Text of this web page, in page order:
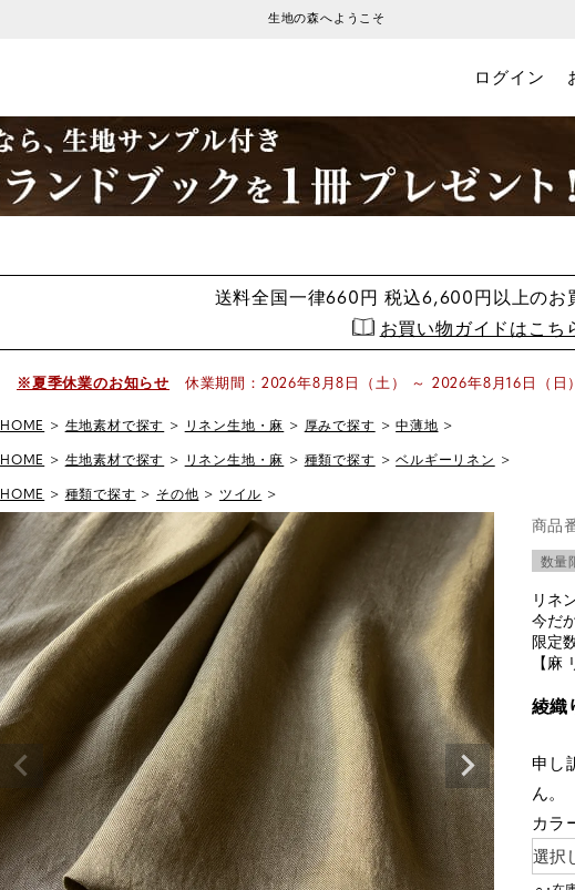
ご注文から3営業日以内の発送
ログイン
送料全国一律660円 税込6,600円以上のお
お買い物ガイドはこち
※夏季休業のお知らせ 休業期間：2026年8月8日（土） ～ 2026年8月16日（日
HOME 生地素材で探す リネン生地・麻 厚みで探す
中薄地
HOME
生地素材で探す リネン生地・麻 種類で探す
ベルギーリネン
HOME
種類で探す その他 ツイル
商品
数量
リネ
今だ
限定
【麻
綾織
申し
ん。
カラ